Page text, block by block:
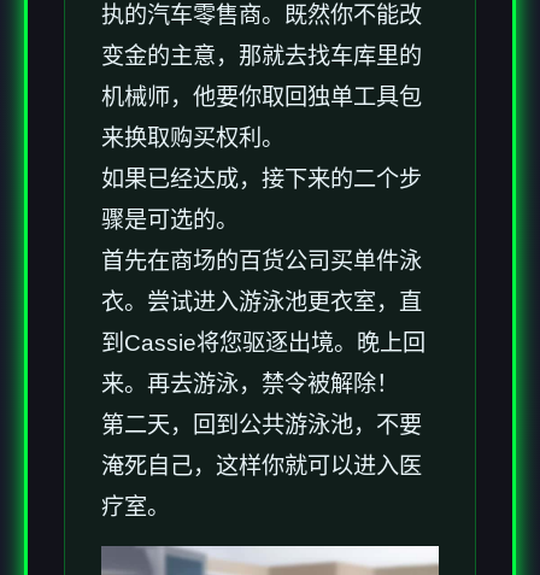
执的汽车零售商。既然你不能改
变金的主意，那就去找车库里的
机械师，他要你取回独单工具包
来换取购买权利。
如果已经达成，接下来的二个步
骤是可选的。
首先在商场的百货公司买单件泳
衣。尝试进入游泳池更衣室，直
到Cassie将您驱逐出境。晚上回
来。再去游泳，禁令被解除！
第二天，回到公共游泳池，不要
淹死自己，这样你就可以进入医
疗室。